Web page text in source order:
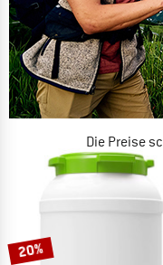
Die Preise
JETZT BIS ZU 50%
ZUM
20%